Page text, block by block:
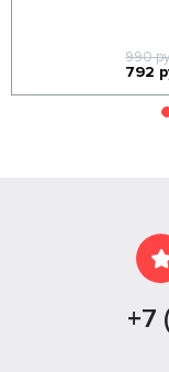
990
792
+7